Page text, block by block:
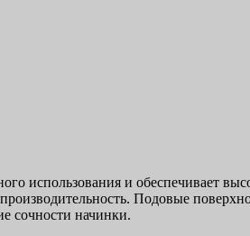
использования и обеспечивает
Подовые
сочности начинки.